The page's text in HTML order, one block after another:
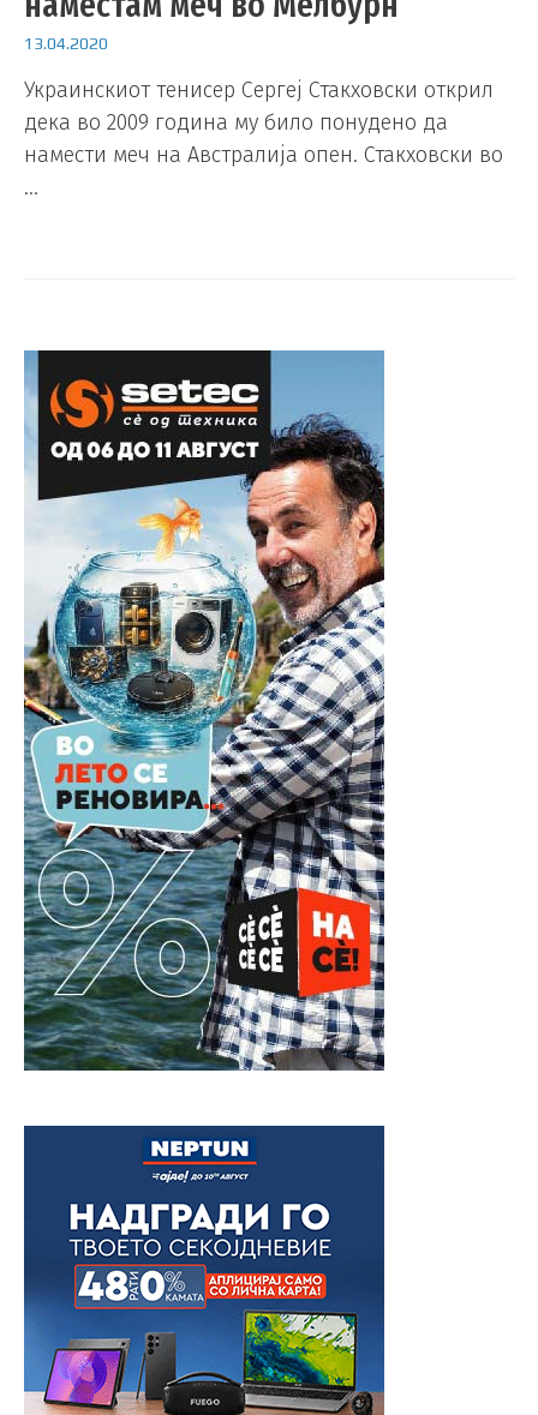
13.04.2020
Украинскиот тенисер Сергеј Стакховски открил
дека во 2009 година му било понудено да
намести меч на Австралија опен. Стакховски во
…